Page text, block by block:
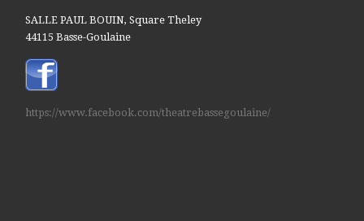
SALLE PAUL BOUIN, Square Theley
44115 Basse-Goulaine
https://www.facebook.com/theatrebassegoulaine/